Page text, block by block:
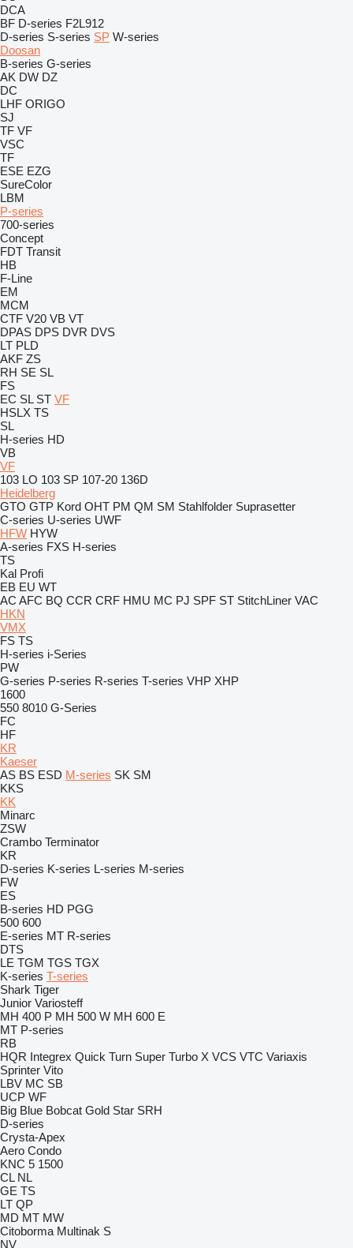
DCA
BF D-series F2L912
D-series S-series SP W-series
Doosan
B-series G-series
AK DW DZ
DC
LHF ORIGO
SJ
TF VF
VSC
TF
ESE EZG
SureColor
LBM
P-series
700-series
Concept
FDT Transit
HB
F-Line
EM
MCM
CTF V20 VB VT
DPAS DPS DVR DVS
LT PLD
AKF ZS
RH SE SL
FS
EC SL ST VF
HSLX TS
SL
H-series HD
VB
VF
103 LO 103 SP 107-20 136D
Heidelberg
GTO GTP Kord OHT PM QM SM Stahlfolder Suprasetter
C-series U-series UWF
HFW HYW
A-series FXS H-series
TS
Kal Profi
EB EU WT
AC AFC BQ CCR CRF HMU MC PJ SPF ST StitchLiner VAC
HKN
VMX
FS TS
H-series i-Series
PW
G-series P-series R-series T-series VHP XHP
1600
550 8010 G-Series
FC
HF
KR
Kaeser
AS BS ESD M-series SK SM
KKS
KK
Minarc
ZSW
Crambo Terminator
KR
D-series K-series L-series M-series
FW
ES
B-series HD PGG
500 600
E-series MT R-series
DTS
LE TGM TGS TGX
K-series T-series
Shark Tiger
Junior Variosteff
MH 400 P MH 500 W MH 600 E
MT P-series
RB
HQR Integrex Quick Turn Super Turbo X VCS VTC Variaxis
Sprinter Vito
LBV MC SB
UCP WF
Big Blue Bobcat Gold Star SRH
D-series
Crysta-Apex
Aero Condo
KNC 5 1500
CL NL
GE TS
LT QP
MD MT MW
Citoborma Multinak S
NV